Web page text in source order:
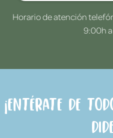
Horario de atención
9:00h
¡Entérate de